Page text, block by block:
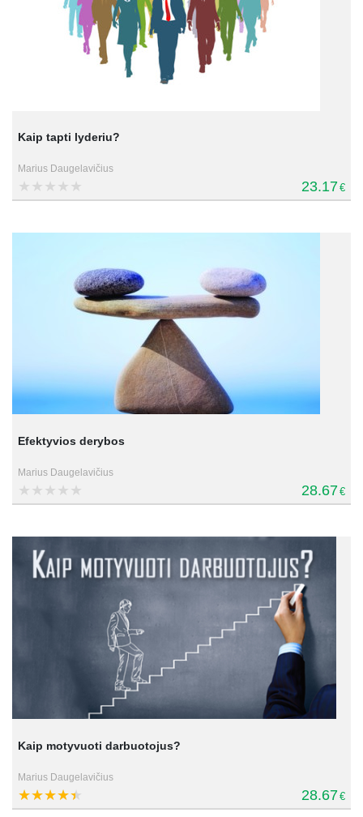
Kaip tapti lyderiu?
Marius Daugelavičius
23.17€
Efektyvios derybos
Marius Daugelavičius
28.67€
Kaip motyvuoti darbuotojus?
Marius Daugelavičius
28.67€